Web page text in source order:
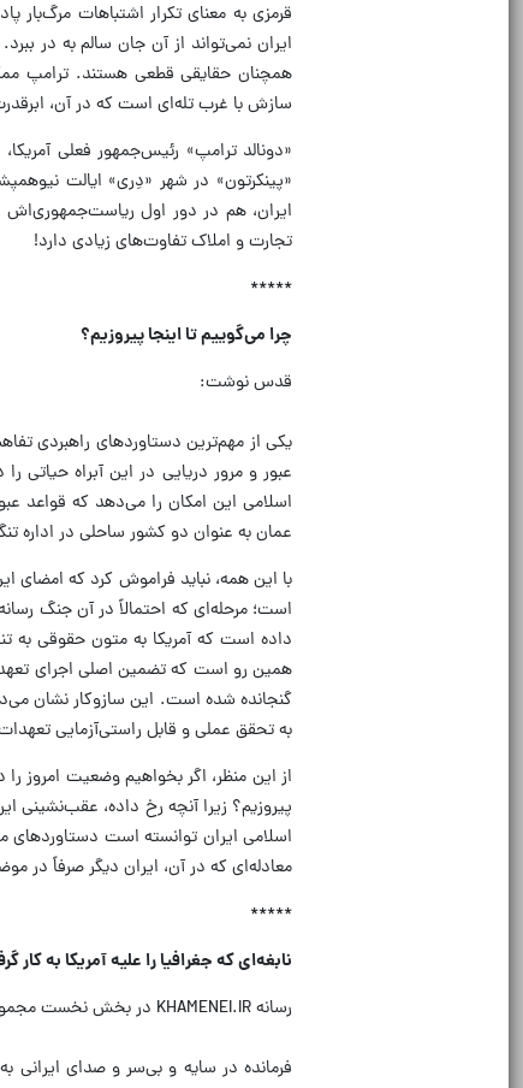
قرمزی به معنای تکرار اشتباهات
ایران نمی‌تواند از آن جان سالم به در
همچنان حقایقی قطعی هستند. ترامپ
سازش با غرب تله‌ای است که در آن،
«پینکرتون» در شهر «دِری» ایالت
ایران، هم در دور اول ریاست‌جمهوری‌اش
تجارت و املاک تفاوت‌های زیادی دارد!
*****
چرا می‌گوییم تا اینجا پیروزیم؟
قدس نوشت:
یکی از مهم‌ترین دستاوردهای راهبردی
عبور و مرور دریایی در این آبراه
اسلامی این امکان را می‌دهد که قواعد
عمان به عنوان دو کشور ساحلی در اداره
با این همه، نباید فراموش کرد که امضای
است؛ مرحله‌ای که احتمالاً در آن جنگ
داده است که آمریکا به متون حقوقی به
همین رو است که تضمین اصلی اجرای
گنجانده شده است. این سازوکار نشان
به تحقق عملی و قابل راستی‌آزمایی
از این منظر، اگر بخواهیم وضعیت امروز
پیروزیم؟ زیرا آنچه رخ داده،
اسلامی ایران توانسته است دستاوردهای
معادله‌ای که در آن، ایران دیگر صرفاً در
*****
نابغه‌ای که جغرافیا را علیه آمریکا به کار
رسانه‌ KHAMENEI.IR در بخش نخست مجموعه روایت معماران ایران قوی؛ به خدمات سردار سپهبد شهید غلامعلی رشید پرداخته است:
فرمانده در سایه و بی‌سر و صدای